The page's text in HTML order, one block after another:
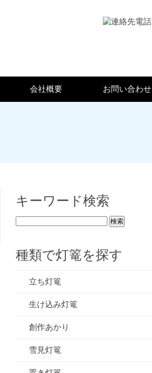
会社概要 お問い合わせ
キーワード検索
種類で灯篭を探す
立ち灯篭
生け込み灯篭
創作あかり
雪見灯篭